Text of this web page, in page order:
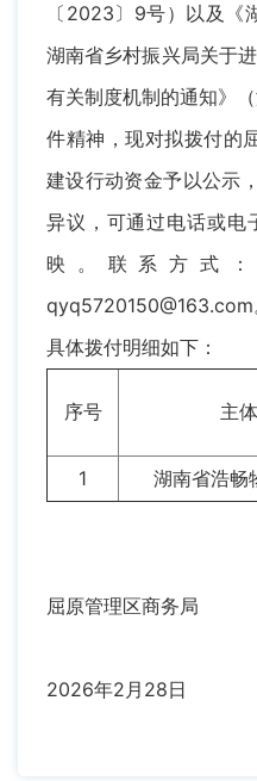
〔2023〕9号）以及《
湖南省乡村振兴局关于
有关制度机制的通知》
件精神，现对拟拨付的
建设行动资金予以公示
异议，可通过电话或电
映。联系方式：
qyq5720150@163.com
具体拨付明细如下：
序号 主
1
湖南省浩畅
屈原管理区商务局
2026年2月28日